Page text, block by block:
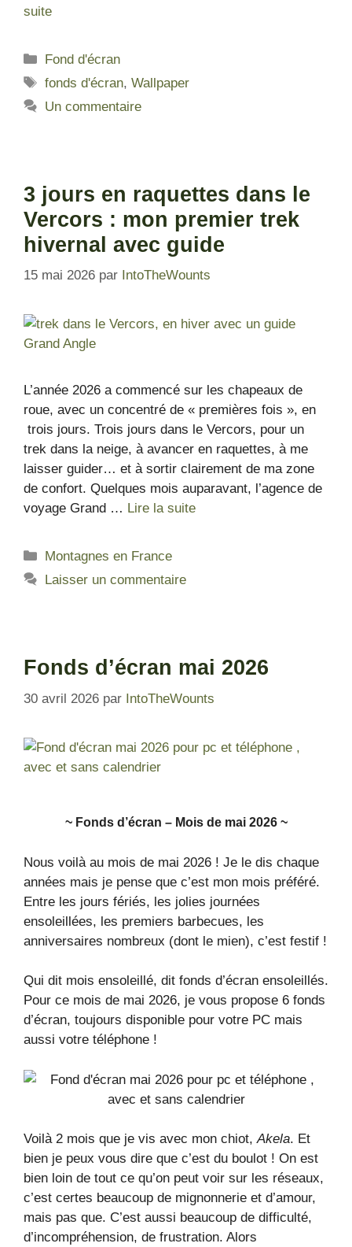
suite
Fond d'écran
fonds d'écran,Wallpaper
Un commentaire
3 jours en raquettes dans le
Vercors : mon premier trek
hivernal avec guide
15 mai 2026 par IntoTheWounts
L’année 2026 a commencé sur les chapeaux de
roue, avec un concentré de « premières fois », en
trois jours. Trois jours dans le Vercors, pour un
trek dans la neige, à avancer en raquettes, à me
laisser guider… et à sortir clairement de ma zone
de confort. Quelques mois auparavant, l’agence de
voyage Grand … Lire la suite
Montagnes en France
Laisser un commentaire
Fonds d’écran mai 2026
30 avril 2026 par IntoTheWounts
~ Fonds d’écran – Mois de mai 2026 ~
Nous voilà au mois de mai 2026 ! Je le dis chaque
années mais je pense que c’est mon mois préféré.
Entre les jours fériés, les jolies journées
ensoleillées, les premiers barbecues, les
anniversaires nombreux (dont le mien), c’est festif !
Qui dit mois ensoleillé, dit fonds d’écran ensoleillés.
Pour ce mois de mai 2026, je vous propose 6 fonds
d’écran, toujours disponible pour votre PC mais
aussi votre téléphone !
Voilà 2 mois que je vis avec mon chiot,Akela. Et
bien je peux vous dire que c’est du boulot ! On est
bien loin de tout ce qu’on peut voir sur les réseaux,
c’est certes beaucoup de mignonnerie et d’amour,
mais pas que. C’est aussi beaucoup de difficulté,
d’incompréhension, de frustration. Alors